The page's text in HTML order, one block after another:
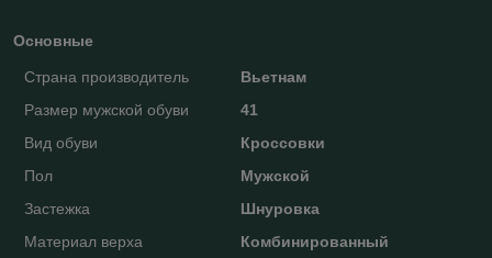
Основные
Страна производитель
Вьетнам
Размер мужской обуви
41
Вид обуви
Кроссовки
Пол
Мужской
Застежка
Шнуровка
Материал верха
Комбинированный